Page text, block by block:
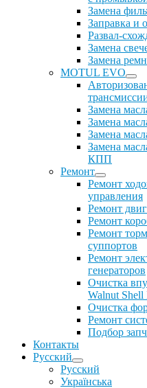
Замена
Заправка и
Развал-
Замена
Замена
MOTUL EVO
Замена
Замена
Замена
Замена
КПП
Ремонт
Ремонт
управления
Ремонт
Ремонт
Ремонт
суппортов
Ремонт
генераторов
Очистка
Walnut Shell
Очистка
Ремонт
Подбор
Контакты
Русский
Русский
Українська